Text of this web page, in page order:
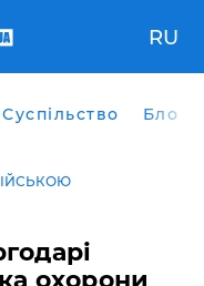
RU
Суспільство Блоги
охорони